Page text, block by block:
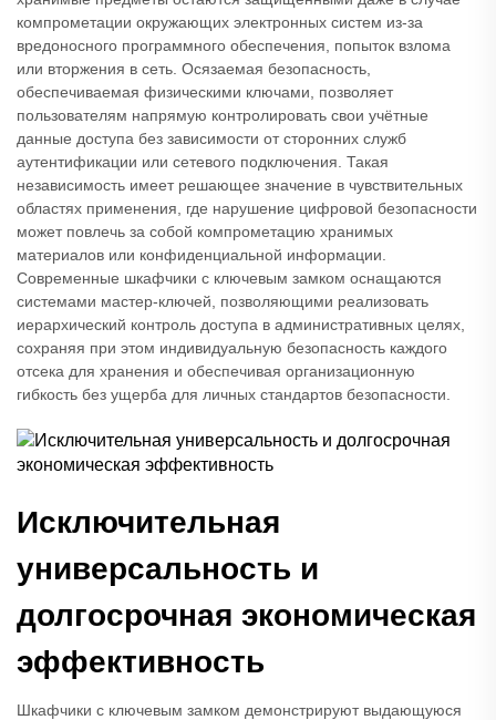
компрометации окружающих электронных систем из-за
вредоносного программного обеспечения, попыток взлома
или вторжения в сеть. Осязаемая безопасность,
обеспечиваемая физическими ключами, позволяет
пользователям напрямую контролировать свои учётные
данные доступа без зависимости от сторонних служб
аутентификации или сетевого подключения. Такая
независимость имеет решающее значение в чувствительных
областях применения, где нарушение цифровой безопасности
может повлечь за собой компрометацию хранимых
материалов или конфиденциальной информации.
Современные шкафчики с ключевым замком оснащаются
системами мастер-ключей, позволяющими реализовать
иерархический контроль доступа в административных целях,
сохраняя при этом индивидуальную безопасность каждого
отсека для хранения и обеспечивая организационную
гибкость без ущерба для личных стандартов безопасности.
Исключительная
универсальность и
долгосрочная экономическая
эффективность
Шкафчики с ключевым замком демонстрируют выдающуюся